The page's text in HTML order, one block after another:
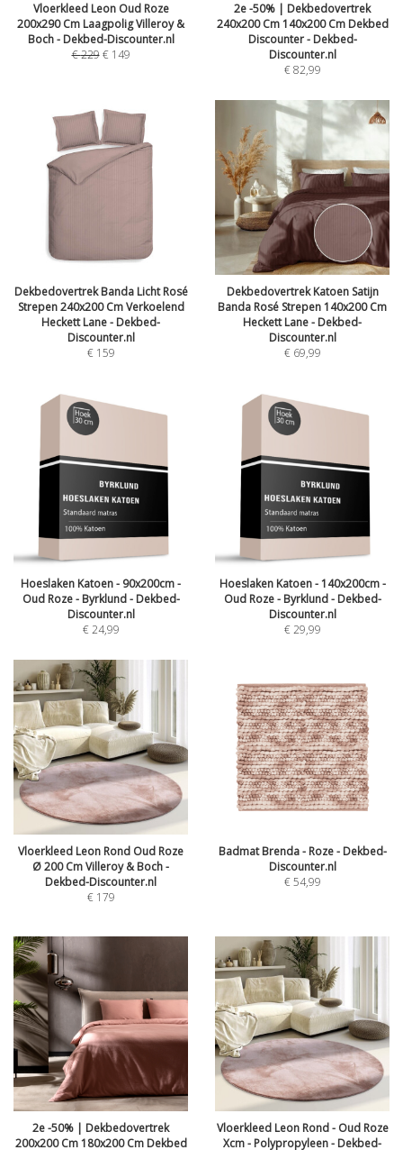
Vloerkleed Leon Oud Roze
200x290 Cm Laagpolig Villeroy &
Boch - Dekbed-Discounter.nl
€229 € 149
2e -50% | Dekbedovertrek
240x200 Cm 140x200 Cm Dekbed
Discounter - Dekbed-
Discounter.nl
€82,99
Dekbedovertrek Banda Licht Rosé
Strepen 240x200 Cm Verkoelend
Heckett Lane - Dekbed-
Discounter.nl
€ 159
Dekbedovertrek Katoen Satijn
Banda Rosé Strepen 140x200 Cm
Heckett Lane - Dekbed-
Discounter.nl
€ 69,99
Hoeslaken Katoen - 90x200cm -
Oud Roze - Byrklund - Dekbed-
Discounter.nl
€24,99
Hoeslaken Katoen - 140x200cm -
Oud Roze - Byrklund - Dekbed-
Discounter.nl
€29,99
Vloerkleed Leon Rond Oud Roze
Ø 200 Cm Villeroy & Boch -
Dekbed-Discounter.nl
€ 179
Badmat Brenda - Roze - Dekbed-
Discounter.nl
€54,99
2e -50% | Dekbedovertrek
200x200 Cm 180x200 Cm Dekbed
Vloerkleed Leon Rond - Oud Roze
Xcm - Polypropyleen - Dekbed-